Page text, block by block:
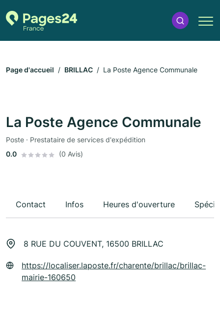
Page d'accueil BRILLAC La Poste Agence Communale
La Poste Agence Communale
Poste · Prestataire de services d'expédition
0.0
(0 Avis)
Contact Infos Heures d'ouverture
8 RUE DU COUVENT, 16500 BRILLAC
https://localiser.laposte.fr/charente/brillac/brillac-
mairie-160650